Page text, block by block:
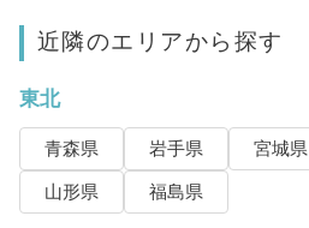
近隣のエリアから探す
東北
青森県 岩手県 宮城県
山形県
福島県